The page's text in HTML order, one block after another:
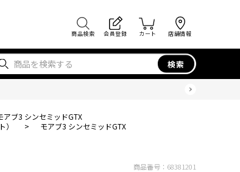
商品検索 会員登録 カート 店舗情報
検索
アブ3 シンセミッドGTX
） > モアブ3 シンセミッドGTX
商品番号： 68381201